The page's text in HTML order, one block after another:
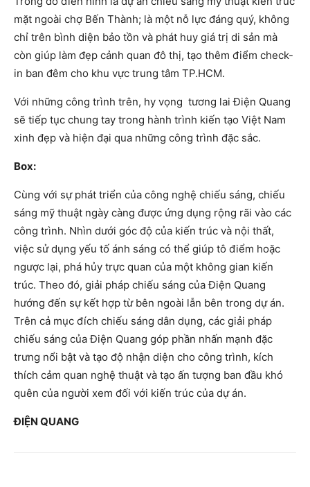
mặt ngoài chợ Bến Thành; là một nỗ lực đáng quý, không
chỉ trên bình diện bảo tồn và phát huy giá trị di sản mà
còn giúp làm đẹp cảnh quan đô thị, tạo thêm điểm check-
in ban đêm cho khu vực trung tâm TP.HCM.
Với những công trình trên, hy vọng tương lai Điện Quang
sẽ tiếp tục chung tay trong hành trình kiến tạo Việt Nam
xinh đẹp và hiện đại qua những công trình đặc sắc.
Box:
Cùng với sự phát triển của công nghệ chiếu sáng, chiếu
sáng mỹ thuật ngày càng được ứng dụng rộng rãi vào các
công trình. Nhìn dưới góc độ của kiến trúc và nội thất,
việc sử dụng yếu tố ánh sáng có thể giúp tô điểm hoặc
ngược lại, phá hủy trực quan của một không gian kiến
trúc. Theo đó, giải pháp chiếu sáng của Điện Quang
hướng đến sự kết hợp từ bên ngoài lẫn bên trong dự án.
Trên cả mục đích chiếu sáng dân dụng, các giải pháp
chiếu sáng của Điện Quang góp phần nhấn mạnh đặc
trưng nổi bật và tạo độ nhận diện cho công trình, kích
thích cảm quan nghệ thuật và tạo ấn tượng ban đầu khó
quên của người xem đối với kiến trúc của dự án.
ĐIỆN QUANG